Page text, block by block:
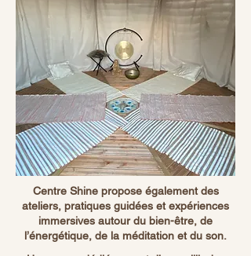
Centre Shine propose également des
ateliers, pratiques guidées et expériences
immersives autour du bien-être, de
l’énergétique, de la méditation et du son.